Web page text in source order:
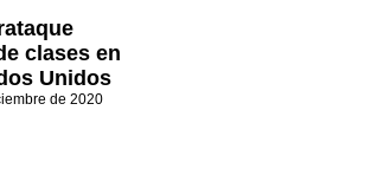
clases en
Unidos
de 2020